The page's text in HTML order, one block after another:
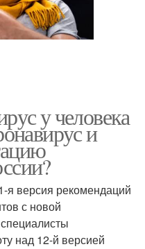
у человека
и
я версия рекомендаций
с новой
над 12-й версией